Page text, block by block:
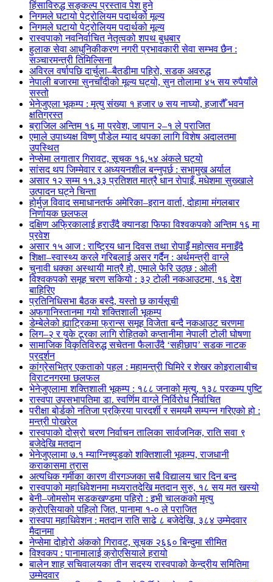
हिंसाविरुद्ध सङ्कल्प प्रस्ताव पेश हुने
निगमले घटायो पेट्रोलियम पदार्थको मूल्य
निगमले घटायो पेट्रोलियम पदार्थको मूल्य
रास्वपाको नवनिर्वाचित नेतृत्वको शपथ बुधबार
हुलाक सेवा आधुनिकीकरण नगरी प्रभावकारी सेवा सम्भव छैन :
सञ्चारमन्त्री तिमिल्सिना
अविरल वर्षापछि दार्चुला–बैतडीमा पहिरो, सडक अवरुद्ध
नेपाली बजारमा सुनचाँदीको मूल्य घट्यो, सुन तोलामा ४५ सय रुपैयाँले
सस्तो
भेनेजुएला भूकम्प : मृत्यु संख्या १ हजार ७ सय नाघ्यो, हजारौँ भवन
क्षतिग्रस्त
ब्राजिल अन्तिम १६ मा प्रवेश, जापान २–१ ले पराजित
एमाले उपाध्यक्ष विष्णु पौडेल म्याद थपका लागि विशेष अदालतमा
उपस्थित
नेप्सेमा लगातार गिरावट, सूचक १६.५४ अंकले घट्यो
सांसद थप जिम्मेवार र अध्ययनशील बन्नुपर्छ : सभामुख अर्याल
असार १२ सम्म ११.३३ प्रतिशत मात्रै धान रोपाइँ, मधेशमा सुख्खाले
उत्पादन घट्ने चिन्ता
होर्मुज विवाद समाधानतर्फ अमेरिका–इरान वार्ता, दोहामा मंगलबार
निर्णायक छलफल
दक्षिण अफ्रिकालाई हराउँदै क्यानडा फिफा विश्वकपको अन्तिम १६ मा
प्रवेश
असार १५ आज : राष्ट्रिय धान दिवस तथा रोपाइँ महोत्सव मनाइँदै
शिक्षा–स्वास्थ्य करले गरिबलाई असर गर्दैन : अर्थमन्त्री वाग्ले
चुनावी धक्का अस्थायी मात्रै हो, एमाले फेरि उठ्छ : ओली
विश्वकपको समूह चरण सकियो : ३२ टोली नकआउटमा, १६ देश
बाहिरिए
प्रतिनिधिसभा बैठक बस्दै, यस्तो छ कार्यसूची
अफगानिस्तानमा गयो शक्तिशाली भूकम्प
डेम्बेलेको ह्याट्रिकमा फ्रान्स समूह विजेता बन्दै नकआउट चरणमा
लिग–२ र युके टूरका लागि रोहितको कप्तानीमा नेपाली टोली घोषणा
सामाजिक विकृतिविरुद्ध सचेतना फैलाउँदै ‘सहीछाप’ सडक नाटक
प्रदर्शन
कांग्रेसभित्र एकताको पहल : महामन्त्री घिमिरे र शेखर कोइरालाबीच
विराटनगरमा छलफल
भेनेजुएलामा शक्तिशाली भूकम्प : १८८ जनाको मृत्यु, १३८ परकम्प पुष्टि
रास्वपा उपसभापतिमा डा. स्वर्णिम वाग्ले निर्विरोध निर्वाचित
परीक्षा बोर्डको नतिजा प्रक्रिया पारदर्शी र समयमै सम्पन्न गरिएको हो :
मन्त्री पोखरेल
रास्वपाको दोस्रो चरण निर्वाचन तालिका सार्वजनिक, राति सवा ९
बजेदेखि मतदान
भेनेजुएलामा ७.१ म्याग्निच्युडको शक्तिशाली भूकम्प, राजधानी
कराकासमा त्रास
अत्यधिक गर्मीका कारण वीरगञ्जका सबै विद्यालय चार दिन बन्द
रास्वपाको महाधिवेशनमा मध्यरातदेखि मतदान सुरु, १८ सय मत खस्यो
बेनी–जोमसोम सडकखण्डमा पहिरो : इभी चालकको मृत्यु
क्रोएसियाको पहिलो जित, पानामा १-० ले पराजित
रास्वपा महाधिवेशन : मतदान राति साढे ८ बजेदेखि, ३८४ उम्मेदवार
मैदानमा
नेप्सेमा दोहोरो अंकको गिरावट, सूचक २६६० बिन्दुमा सीमित
विश्वकप : पानामालाई क्रोएसियाले हरायो
बालेन शाह सचिवालयका तीन सदस्य रास्वपाको केन्द्रीय समितिमा
उम्मेदवार